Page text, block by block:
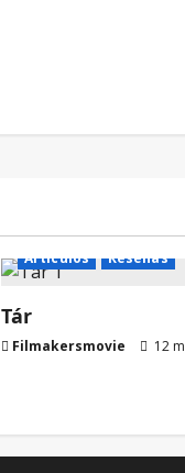
Artículos Reseñas
Tár
Filmakersmovie 12